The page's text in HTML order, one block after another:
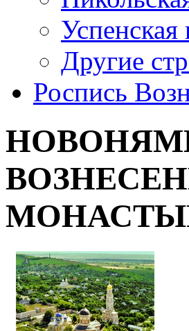
Успенская
Другие
Роспись